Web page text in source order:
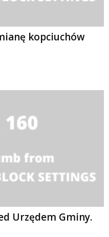
kopciuchów
Urzędem Gminy.